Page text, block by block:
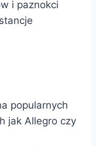
i paznokci
popularnych
jak Allegro czy